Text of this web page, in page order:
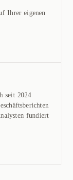
Ihrer eigenen
seit 2024
fundiert